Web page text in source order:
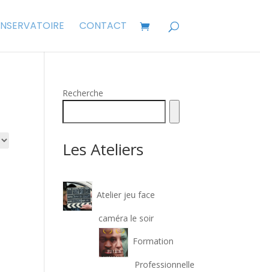
CONTACT
Recherche
Les Ateliers
Atelier jeu face
caméra le soir
Formation
Professionnelle